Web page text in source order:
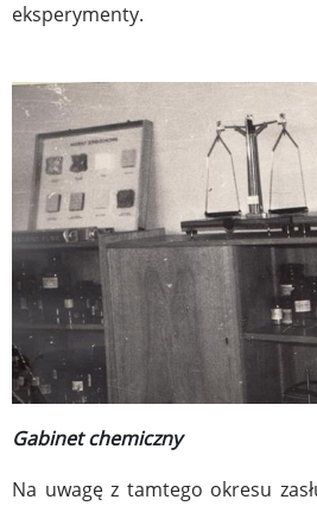
eksperymenty.
Gabinet chemiczny
Na uwagę z tamtego okresu